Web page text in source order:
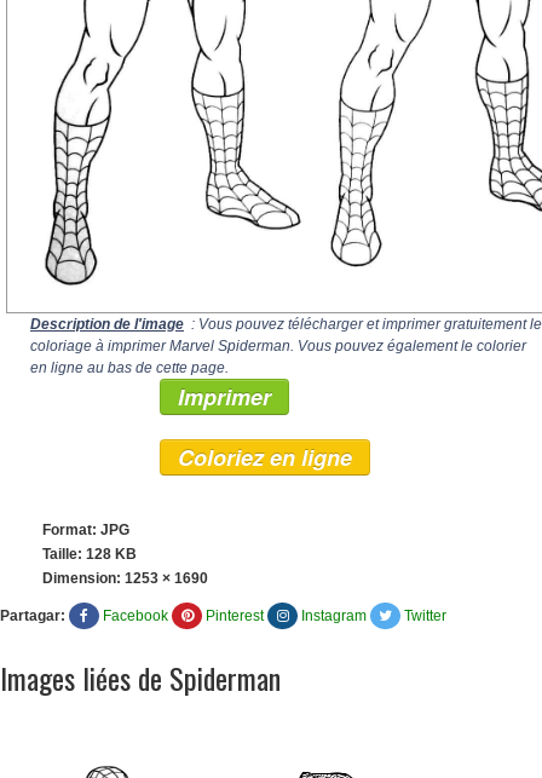
Description de l'image : Vous pouvez télécharger et imprimer gratuitement le
coloriage à imprimer Marvel Spiderman. Vous pouvez également le colorier
en ligne au bas de cette page.
Imprimer
Coloriez en ligne
Format: JPG
Taille: 128 KB
Dimension: 1253 × 1690
Partagar: Facebook Pinterest Instagram Twitter
Images liées de Spiderman